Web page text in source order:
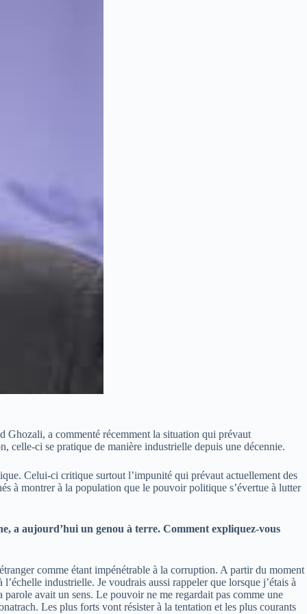
Ghozali, a commenté récemment la situation qui prévaut
celle-ci se pratique de manière industrielle depuis une décennie.
Celui-ci critique surtout l’impunité qui prévaut actuellement des
à montrer à la population que le pouvoir politique s’évertue à lutter
a aujourd’hui un genou à terre. Comment expliquez-vous
comme étant impénétrable à la corruption. A partir du moment
industrielle. Je voudrais aussi rappeler que lorsque j’étais à
avait un sens. Le pouvoir ne me regardait pas comme une
Les plus forts vont résister à la tentation et les plus courants